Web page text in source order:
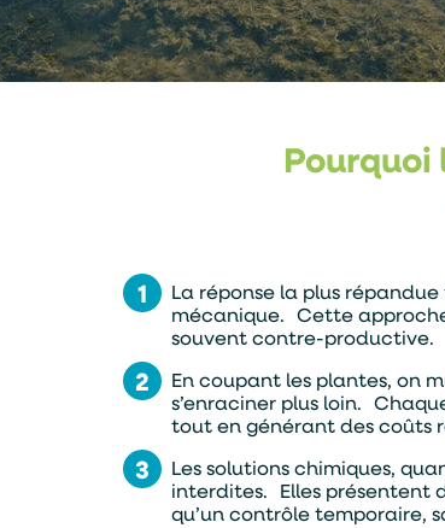
La réponse la plus
mécanique. Cette
souvent contre-productive.
En coupant les plantes, on
s’enraciner plus loin.
tout en générant des coûts
Les solutions chimiques,
interdites. Elles présentent
qu’un contrôle temporaire,